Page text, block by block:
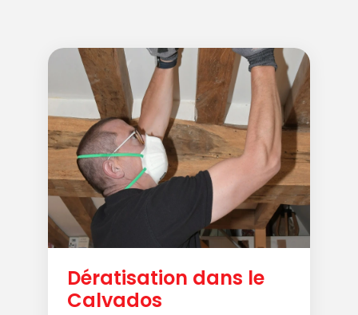
Dératisation dans le
Calvados